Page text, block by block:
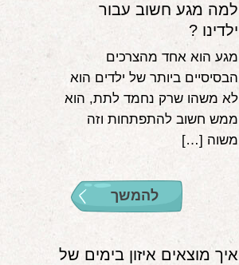
למה מגע חשוב עבור
ילדינו ?
מגע הוא אחד מהצרכים
הבסיסיים ביותר של ילדים הוא
לא משהו שרק נחמד לתת, הוא
ממש חשוב להתפתחות וזה
משוה […]
להמשך
איך מוצאים איזון בימים של